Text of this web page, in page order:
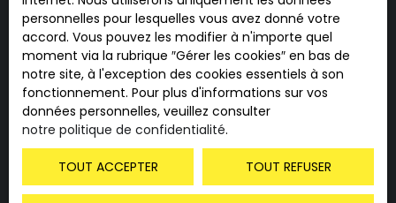
+33 6 30 36 11 04
37 RUE VICTOR HUGO
88500 DOMVALLIER
personnelles pour lesquelles vous avez donné votre
accord. Vous pouvez les modifier à n'importe quel
moment via la rubrique ″Gérer les cookies″ en bas de
notre site, à l'exception des cookies essentiels à son
fonctionnement. Pour plus d'informations sur vos
données personnelles, veuillez consulter
notre politique de confidentialité.
TOUT ACCEPTER TOUT REFUSER